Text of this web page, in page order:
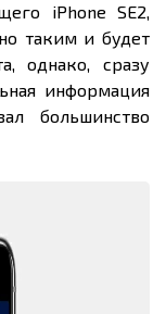
iPhone SE2,
таким и будет
однако, сразу
информация
большинство